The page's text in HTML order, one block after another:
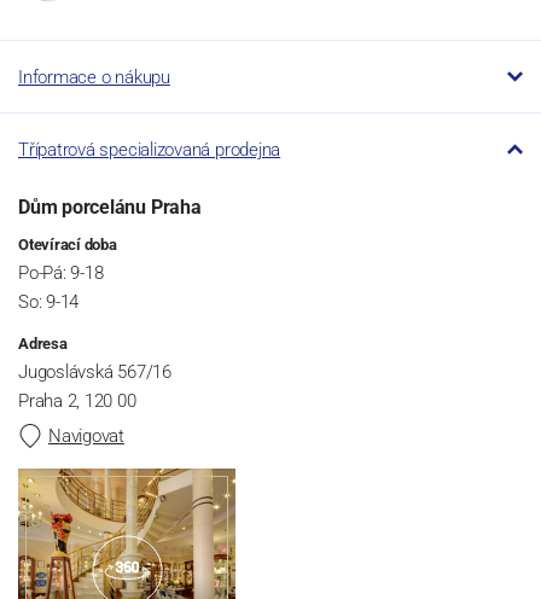
Informace o nákupu
Třípatrová specializovaná prodejna
Dům porcelánu Praha
Otevírací doba
Po-Pá: 9-18
So: 9-14
Adresa
Jugoslávská 567/16
Praha 2, 120 00
Navigovat